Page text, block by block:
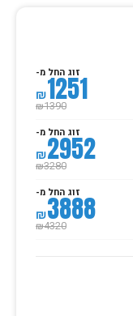
זוג החל מ-
₪1251
₪1390
זוג החל מ-
₪2952
₪3280
זוג החל מ-
₪3888
₪4320